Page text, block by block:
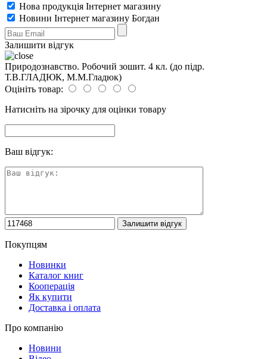
Нова продукція Інтернет магазину
Новини Інтернет магазину Богдан
Залишити відгук
Природознавство. Робочий зошит. 4 кл. (до підр.
Т.В.ГЛАДЮК, М.М.Гладюк)
Оцініть товар:
Натисніть на зірочку для оцінки товару
Ваш відгук:
Покупцям
Новинки
Каталог книг
Кооперація
Як купити
Доставка і оплата
Про компанію
Новини